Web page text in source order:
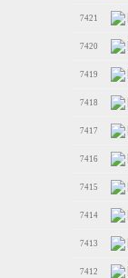
7421
7420
7419
7418
7417
7416
7415
7414
7413
7412